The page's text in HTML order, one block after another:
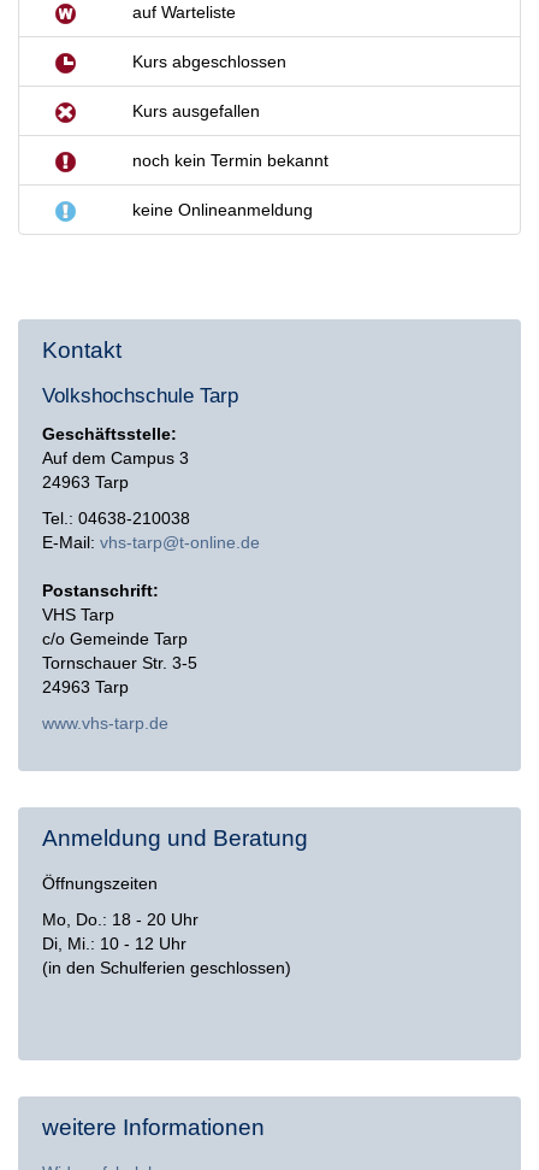
auf Warteliste
Kurs abgeschlossen
Kurs ausgefallen
noch kein Termin bekannt
keine Onlineanmeldung
Kontakt
Volkshochschule Tarp
Geschäftsstelle:
Auf dem Campus 3
24963 Tarp
Tel.: 04638-210038
E-Mail: vhs-tarp@t-online.de
Postanschrift:
VHS Tarp
c/o Gemeinde Tarp
Tornschauer Str. 3-5
24963 Tarp
www.vhs-tarp.de
Anmeldung und Beratung
Öffnungszeiten
Mo, Do.: 18 - 20 Uhr
Di, Mi.: 10 - 12 Uhr
(in den Schulferien geschlossen)
weitere Informationen